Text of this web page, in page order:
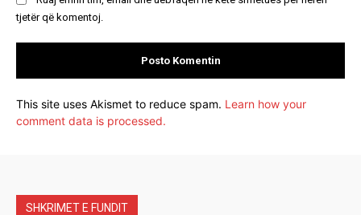
tjetër që komentoj.
This site uses Akismet to reduce spam. Learn how your
comment data is processed.
SHKRIMET E FUNDIT